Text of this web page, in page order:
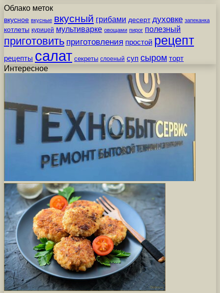
Облако меток
вкусное вкусные вкусный грибами десерт духовке запеканка
котлеты курицей мультиварке овощами пирог полезный
приготовить приготовления простой рецепт
рецепты салат секреты слоеный суп сыром торт
Интересное